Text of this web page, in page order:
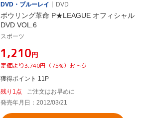
DVD・ブルーレイ
DVD
ボウリング革命 P★LEAGUE オフィシャル
DVD VOL.6
スポーツ
¥1,210円
定価より3,740円（75%）おトク
獲得ポイント 11P
残り1点
ご注文はお早めに
発売年月日：2012/03/21